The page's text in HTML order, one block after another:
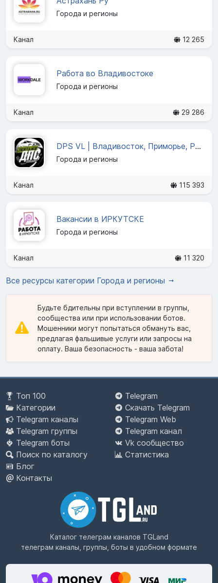
Города и регионы
Канал 12 265
Работа во Владивостоке
Города и регионы
Канал 29 286
DPS VL | Владивосток, Приморье, Россия
Города и регионы
Канал 115 393
Вакансии в ИРКУТСКЕ
Города и регионы
Канал 11 320
Все ресурсы категории Города и регионы
Будьте бдительны при вступлении в группы,
сообщества или при использовании ботов.
Мошенники могут попытаться обмануть вас,
предлагая фальшивые услуги или запросы на
оплату. Ваша безопасность - ваша забота!
Топ 100
Категории
Telegram каналы
Telegram группы
Telegram боты
Поиск по каталогу
Блог
Контакты
Telegram
Скачать Telegram
Telegram Web
Telegram канал
Vk сообщество
Статистика
Каталог телеграм каналов TGLand
телеграм каналы, группы, боты в удобном формате